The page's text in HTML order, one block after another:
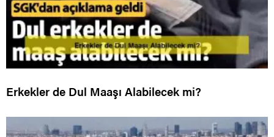
Erkekler de Dul Maaşı Alabilecek mi?